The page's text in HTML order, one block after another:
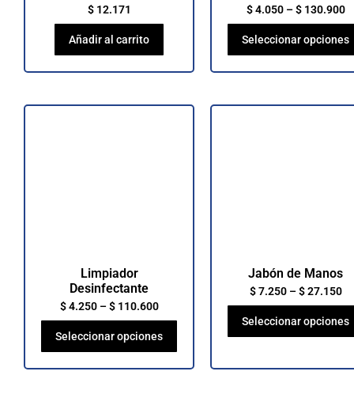
$12.171
Añadir al carrito
$4.050–$130.900
Seleccionar opciones
Limpiador
Desinfectante
$4.250–$110.600
Seleccionar opciones
Jabón de Manos
$7.250–$27.150
Seleccionar opciones